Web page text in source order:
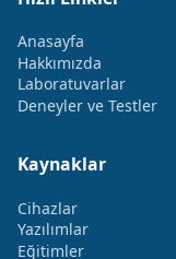
Anasayfa
Hakkımızda
Laboratuvarlar
Deneyler ve Testler
Kaynaklar
Cihazlar
Yazılımlar
Eğitimler